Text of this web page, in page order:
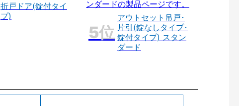
折戸ドア(錠付タイ
プ)
アウトセット吊戸･
片引(錠なしタイプ･
錠付タイプ) スタン
ダード